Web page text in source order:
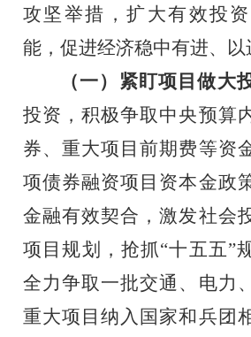
攻坚举措，扩大有效投
能，促进经济稳中有进、以
（一）紧盯项目做大
投资，积极争取中央预算
券、重大项目前期费等资
项债券融资项目资本金政
金融有效契合，激发社会
项目规划，抢抓“十五五”
全力争取一批交通、电力
重大项目纳入国家和兵团